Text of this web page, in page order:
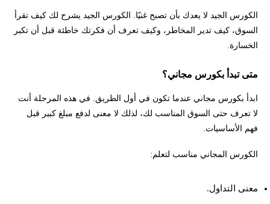
الكورس الجيد لا يعدك بأن تصبح غنيًا. الكورس الجيد يشرح لك كيف تقرأ
السوق، كيف تدير المخاطر، وكيف تعرف أن فكرتك خاطئة قبل أن تكبر
الخسارة.
متى تبدأ بكورس مجاني؟
ابدأ بكورس مجاني عندما تكون في أول الطريق. في هذه المرحلة أنت
لا تعرف حتى السوق المناسب لك، لذلك لا معنى لدفع مبلغ كبير قبل
فهم الأساسيات.
الكورس المجاني مناسب لتعلم:
معنى التداول.